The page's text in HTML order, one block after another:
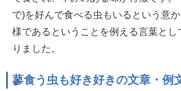
で)を好んで食べる虫もいるという意
様であるということを例える言葉とし
りました。
蓼食う虫も好き好きの文章・例